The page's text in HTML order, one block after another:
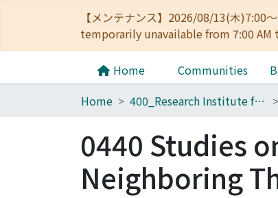
【メンテナンス】2026/08/13(木
temporarily unavailable from 7:00
Home Communities
Home
400_Research Institute for Mathematical Sciences
0440 Studies
Neighboring